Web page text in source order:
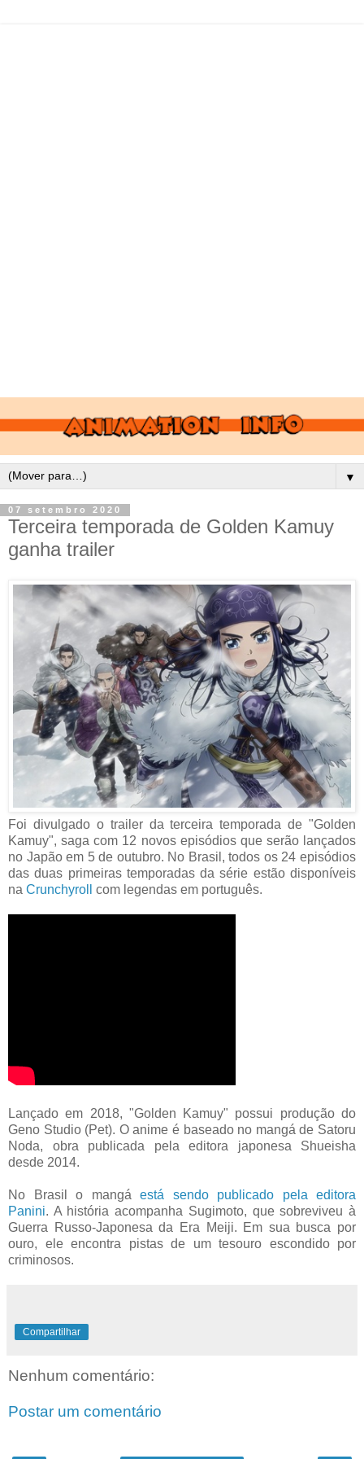
▼
07 setembro 2020
Terceira temporada de Golden Kamuy
ganha trailer
Foi divulgado o trailer da terceira temporada de "Golden
Kamuy", saga com 12 novos episódios que serão lançados
no Japão em 5 de outubro. No Brasil, todos os 24 episódios
das duas primeiras temporadas da série estão disponíveis
na Crunchyroll com legendas em português.
Lançado em 2018, "Golden Kamuy" possui produção do
Geno Studio (Pet). O anime é baseado no mangá de Satoru
Noda, obra publicada pela editora japonesa Shueisha
desde 2014.
No Brasil o mangá está sendo publicado pela editora
Panini. A história acompanha Sugimoto, que sobreviveu à
Guerra Russo-Japonesa da Era Meiji. Em sua busca por
ouro, ele encontra pistas de um tesouro escondido por
criminosos.
Compartilhar
Nenhum comentário:
Postar um comentário